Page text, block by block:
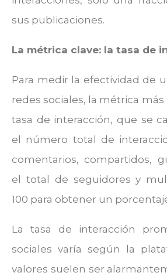
sus publicaciones.
La métrica clave: la tasa de
Para medir la efectividad de
redes sociales, la métrica
tasa de interacción, que se
el número total de
comentarios, compartidos,
el total de seguidores y
100 para obtener un
La tasa de interacción
sociales varía según la
valores suelen ser